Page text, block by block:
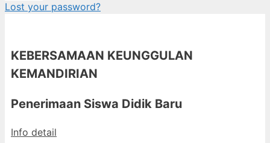
Lost your password?
KEBERSAMAAN KEUNGGULAN
KEMANDIRIAN
Penerimaan Siswa Didik Baru
Info detail